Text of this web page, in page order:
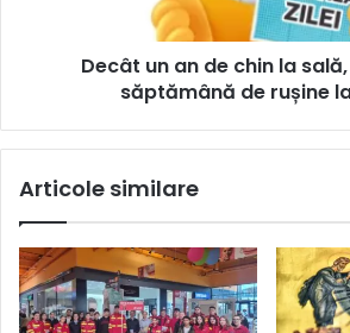
Decât un an de chin la
săptămână de rușine
Articole similare